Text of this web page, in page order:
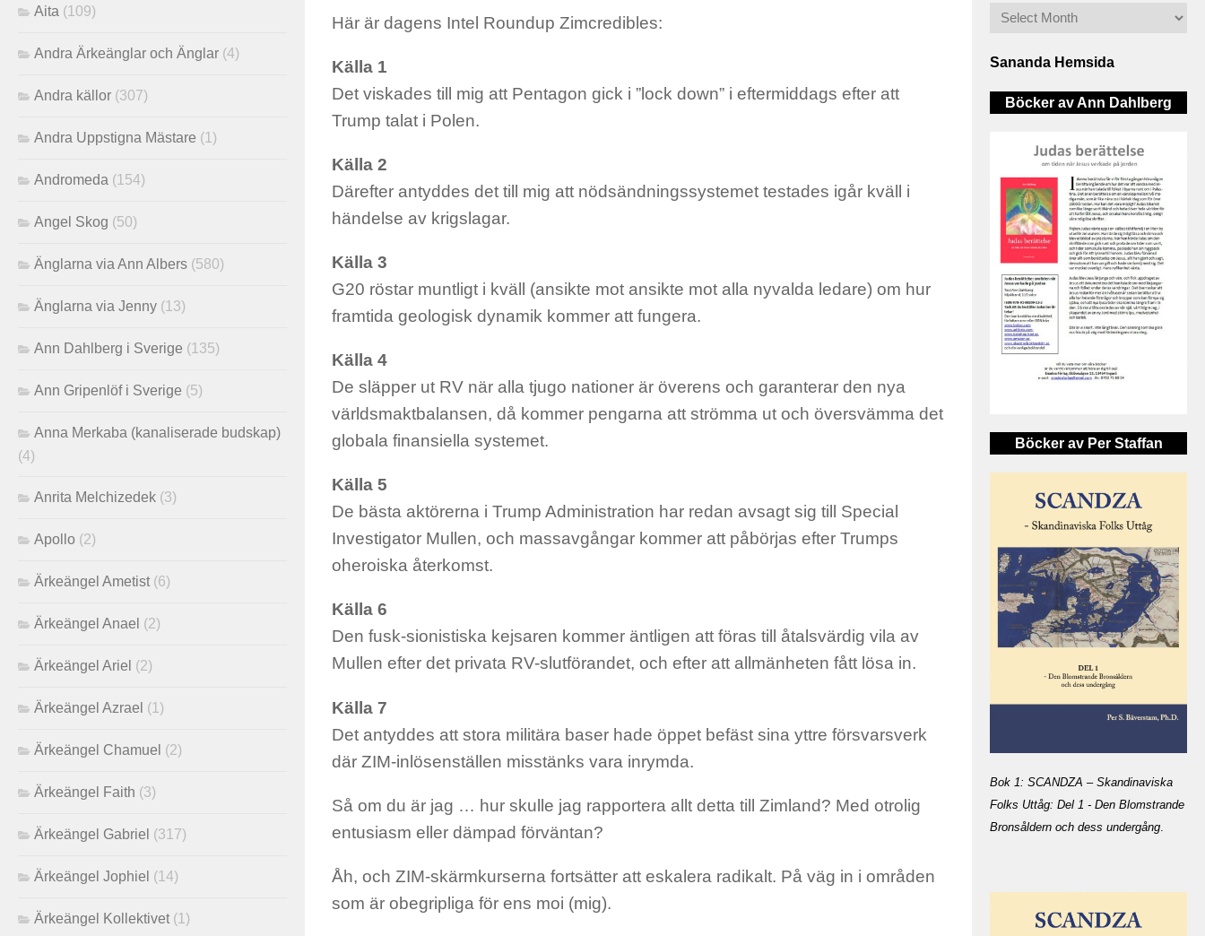
Här är dagens Intel Roundup Zimcredibles:
Källa 1
Det viskades till mig att Pentagon gick i ”lock down” i eftermiddags efter att
Trump talat i Polen.
Källa 2
Därefter antyddes det till mig att nödsändningssystemet testades igår kväll i
händelse av krigslagar.
Källa 3
G20 röstar muntligt i kväll (ansikte mot ansikte mot alla nyvalda ledare) om hur
framtida geologisk dynamik kommer att fungera.
Källa 4
De släpper ut RV när alla tjugo nationer är överens och garanterar den nya
världsmaktbalansen, då kommer pengarna att strömma ut och översvämma det
globala finansiella systemet.
Källa 5
De bästa aktörerna i Trump Administration har redan avsagt sig till Special
Investigator Mullen, och massavgångar kommer att påbörjas efter Trumps
oheroiska återkomst.
Källa 6
Den fusk-sionistiska kejsaren kommer äntligen att föras till åtalsvärdig vila av
Mullen efter det privata RV-slutförandet, och efter att allmänheten fått lösa in.
Källa 7
Det antyddes att stora militära baser hade öppet befäst sina yttre försvarsverk
där ZIM-inlösenställen misstänks vara inrymda.
Så om du är jag … hur skulle jag rapportera allt detta till Zimland? Med otrolig
entusiasm eller dämpad förväntan?
Åh, och ZIM-skärmkurserna fortsätter att eskalera radikalt. På väg in i områden
som är obegripliga för ens moi (mig).
Aita (109)
Andra Ärkeänglar och Änglar (4)
Andra källor (307)
Andra Uppstigna Mästare (1)
Andromeda (154)
Angel Skog (50)
Änglarna via Ann Albers (580)
Änglarna via Jenny (13)
Ann Dahlberg i Sverige (135)
Ann Gripenlöf i Sverige (5)
Anna Merkaba (kanaliserade budskap)
(4)
Anrita Melchizedek (3)
Apollo (2)
Ärkeängel Ametist (6)
Ärkeängel Anael (2)
Ärkeängel Ariel (2)
Ärkeängel Azrael (1)
Ärkeängel Chamuel (2)
Ärkeängel Faith (3)
Ärkeängel Gabriel (317)
Ärkeängel Jophiel (14)
Ärkeängel Kollektivet (1)
Sananda Hemsida
Böcker av Ann Dahlberg
Böcker av Per Staffan
Bok 1: SCANDZA – Skandinaviska
Folks Uttåg: Del 1 - Den Blomstrande
Bronsåldern och dess undergång.